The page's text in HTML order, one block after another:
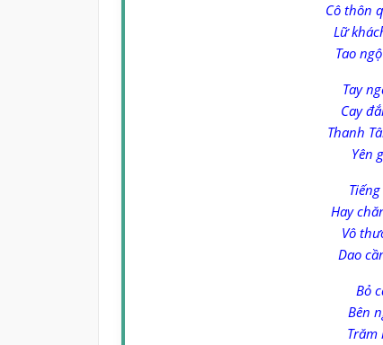
Cô thôn
Lữ
Tao
Tay
Cay
Thanh
Yên
Hay
Vô
Dao
Bỏ
Bên
Trăm